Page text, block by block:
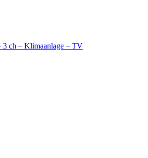
ch – Klimaanlage – TV